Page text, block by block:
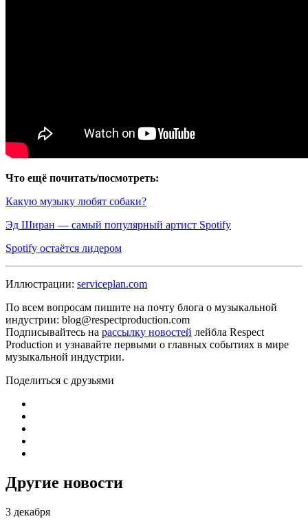
Что ещё почитать/посмотреть:
Какую музыку любят собаки?
Эд Ширан — самый популярный артист Spotify
Spotify остаётся лидером
Иллюстрации: serviceplan.com
По всем вопросам пишите на почту блога о музыкальной
индустрии: blog@respectproduction.com
Подписывайтесь на рассылку новостей лейбла Respect
Production и узнавайте первыми о главных событиях в мире
музыкальной индустрии.
Поделиться с друзьями
Другие новости
3 декабря